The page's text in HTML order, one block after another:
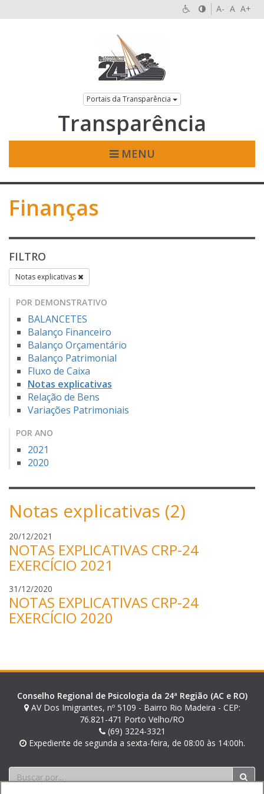
A- A A+
Portais da Transparência
Transparência
MENU
Finanças
FILTRO
Notas explicativas
POR DEMONSTRATIVO
BALANCETES
Balanço Financeiro
Balanço Orçamentário
Balanço Patrimonial
Fluxo de Caixa
Notas explicativas
Relação de Bens
Variações Patrimoniais
POR ANO
2021
2020
Notas explicativas (2)
20/12/2021
a
m
o
m
a
t
NOTAS EXPLICATIVAS CRP-24
EXERCÍCIO 2021
31/12/2020
a
m
o
o
s
NOTAS EXPLICATIVAS CRP-24
EXERCÍCIO 2020
Conselho Regional de Psicologia da 24ª Região (AC e RO)
AV Dos Imigrantes, nº 5109 - Bairro Rio Madeira - CEP:
76.821-471 Porto Velho/RO
(69) 3224-3321
Expediente de segunda a sexta-feira, de 08:00 às 14:00h.
Buscar